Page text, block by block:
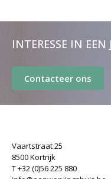
INTERESSE IN EEN
Contacteer ons
Vaartstraat 25
8500 Kortrijk
T +32 (0)56 225 880